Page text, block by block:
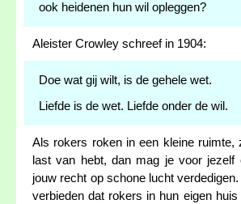
ook heidenen hun wil opleggen?
Aleister Crowley schreef in 1904:
Doe wat gij wilt, is de gehele wet.
Liefde is de wet. Liefde onder de wil.
Als rokers roken in een kleine ruimte,
last van hebt, dan mag je voor jezelf
jouw recht op schone lucht
verbieden dat rokers in hun eigen huis